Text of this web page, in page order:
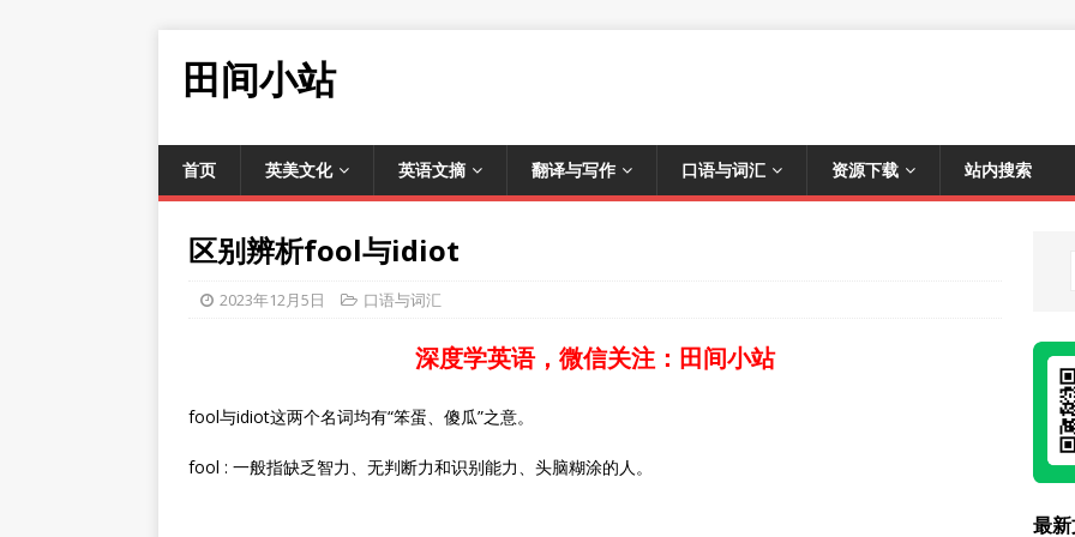
田间小站
首页 英美文化 英语文摘 翻译与写作 口语与词汇 资源下载 站内搜索
区别辨析fool与idiot
2023年12月5日 口语与词汇
深度学英语，微信关注：田间小站
fool与idiot这两个名词均有“笨蛋、傻瓜”之意。
fool : 一般指缺乏智力、无判断力和识别能力、头脑糊涂的人。
最